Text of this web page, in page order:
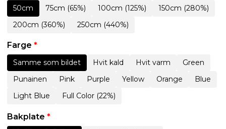
50cm 75cm (65%) 100cm (125%)
150cm (280%)
200cm (360%)
250cm (440%)
Farge *
Samme som bildet Hvit kald Hvit varm
Green
Punainen
Pink Purple Yellow Orange
Blue
Light Blue
Full Color (22%)
Bakplate *